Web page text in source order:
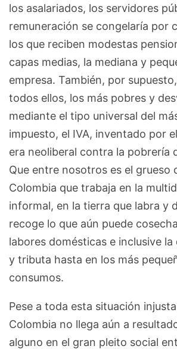
los asalariados, los servidores
remuneración se congelaría por
los que reciben modestas
capas medias, la mediana y
empresa. También, por
todos ellos, los más pobres y
mediante el tipo universal del
impuesto, el IVA, inventado por
era neoliberal contra la pobrería
Que entre nosotros es el grueso
Colombia que trabaja en la
informal, en la tierra que labra y
recoge lo que aún puede
labores domésticas e inclusive la
y tributa hasta en los más
consumos.
Pese a toda esta situación
Colombia no llega aún a
alguno en el gran pleito social